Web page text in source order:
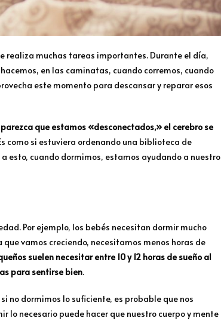
realiza muchas tareas importantes. Durante el día,
en las caminatas, cuando corremos, cuando
este momento para descansar y reparar esos
que estamos «desconectados,» el cerebro se
como si estuviera ordenando una biblioteca de
esto, cuando dormimos, estamos ayudando a nuestro
Por ejemplo, los bebés necesitan dormir mucho
vamos creciendo, necesitamos menos horas de
suelen necesitar entre 10 y 12 horas de sueño al
para sentirse bien.
no dormimos lo suficiente, es probable que nos
lo necesario puede hacer que nuestro cuerpo y mente